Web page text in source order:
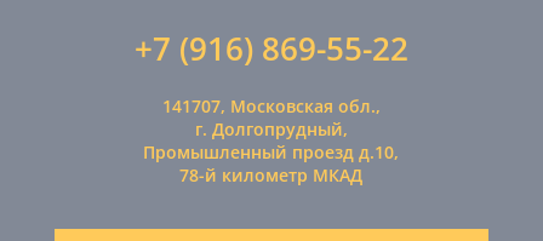
+7 (916) 869-55-22
141707, Московская обл.,
г. Долгопрудный,
Промышленный проезд д.10,
78-й километр МКАД